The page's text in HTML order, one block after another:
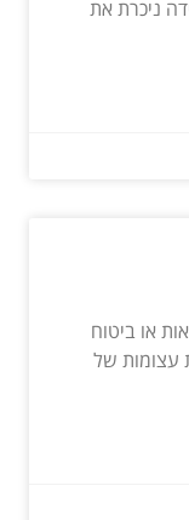
ניכרת את
או ביטוח
עצומות של